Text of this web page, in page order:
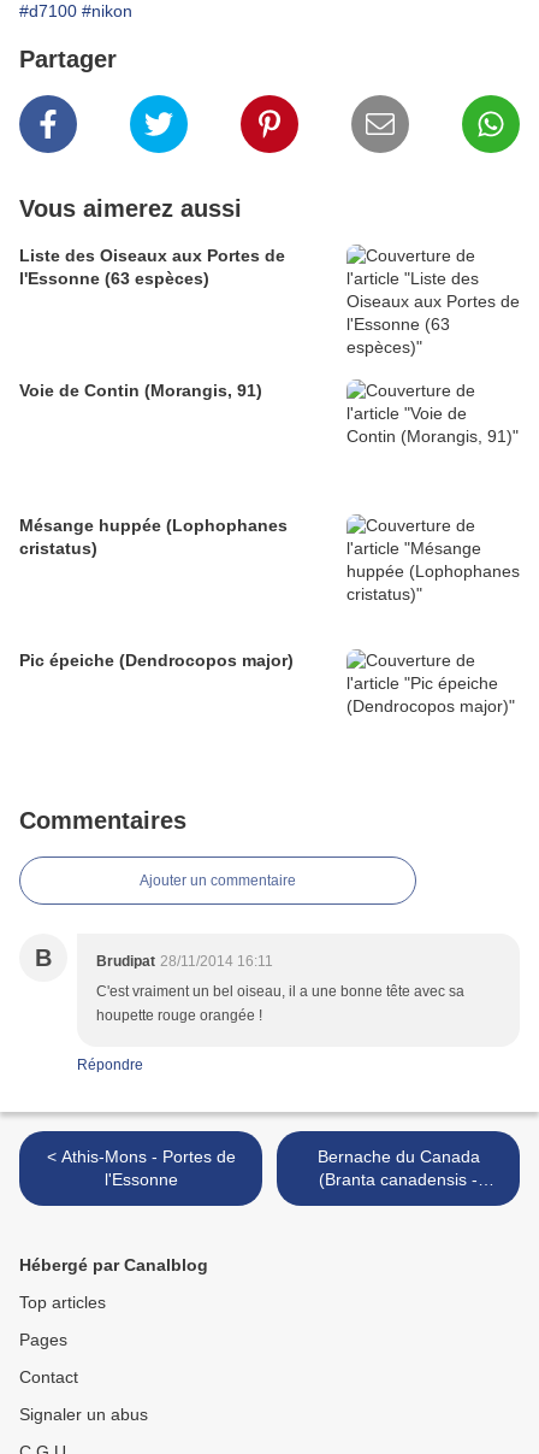
#d7100 #nikon
Partager
Vous aimerez aussi
Liste des Oiseaux aux Portes de
l'Essonne (63 espèces)
Voie de Contin (Morangis, 91)
Mésange huppée (Lophophanes
cristatus)
Pic épeiche (Dendrocopos major)
Commentaires
Ajouter un commentaire
B Brudipat 28/11/2014 16:11
C'est vraiment un bel oiseau, il a une bonne tête avec sa
houpette rouge orangée !
Répondre
< Athis-Mons - Portes de
l'Essonne
Bernache du Canada
(Branta canadensis -
Canada Goose) >
Hébergé par Canalblog
Top articles
Pages
Contact
Signaler un abus